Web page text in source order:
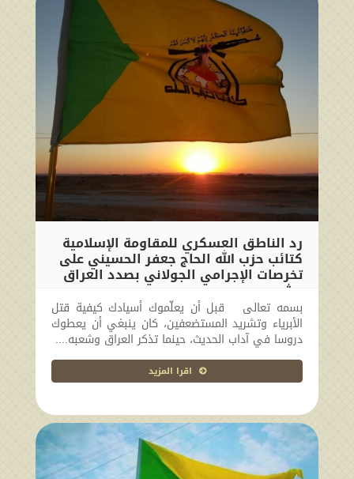
رد الناطق العسكري للمقاومة الإسلامية
كتائب حزب الله الحاج جعفر الحسيني على
تخرصات الإجرامي الجولاني بصدد العراق
وشعبه
2024-12-05 22:55:29
بسمه تعالى قبل أن يعلّموك أسيادك كيفية قتل
الأبرياء وتشريد المستضعفين، كان ينبغي أن يعطوك
دروسا في آداب الحديث، حينما تذكر العراق وشعبه....
اقرا المزيد